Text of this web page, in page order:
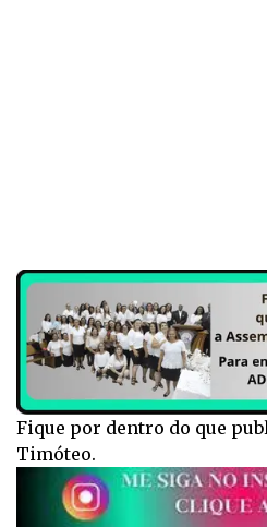
Fique por dentro do que
Timóteo.